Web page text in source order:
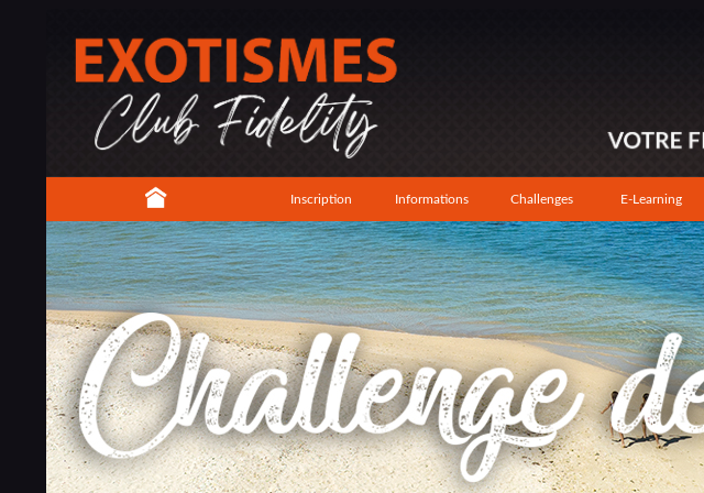
Inscription Informations Challenges E-Learning